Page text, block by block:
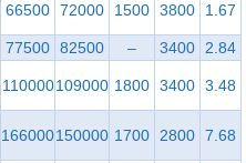
66500 72000 1500 3800 1.67
77500 82500 – 3400 2.84
110000109000 1800 3400 3.48
166000150000 1700 2800 7.68